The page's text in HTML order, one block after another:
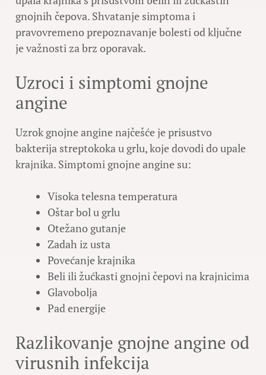
gnojnih čepova. Shvatanje simptoma i
pravovremeno prepoznavanje bolesti od ključne
je važnosti za brz oporavak.
Uzroci i simptomi gnojne
angine
Uzrok gnojne angine najčešće je prisustvo
bakterija streptokoka u grlu, koje dovodi do upale
krajnika. Simptomi gnojne angine su:
Visoka telesna temperatura
Oštar bol u grlu
Otežano gutanje
Zadah iz usta
Povećanje krajnika
Beli ili žućkasti gnojni čepovi na krajnicima
Glavobolja
Pad energije
Razlikovanje gnojne angine od
virusnih infekcija